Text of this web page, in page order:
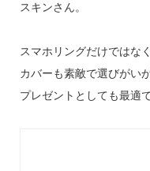
スキンさん。
スマホリングだけではな
カバーも素敵で選びがい
プレゼントとしても最適で